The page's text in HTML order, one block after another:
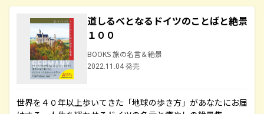
道しるべとなるドイツのことばと絶景
１００
BOOKS 旅の名言＆絶景
2022.11.04 発売
世界を４０年以上歩いてきた「地球の歩き方」があなたにお届